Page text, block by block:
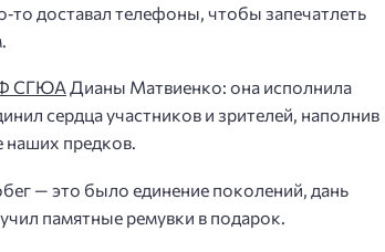
доставал телефоны, чтобы запечатлеть
СГЮА Дианы Матвиенко: она исполнила
сердца участников и зрителей, наполнив
наших предков.
— это было единение поколений, дань
памятные ремувки в подарок.